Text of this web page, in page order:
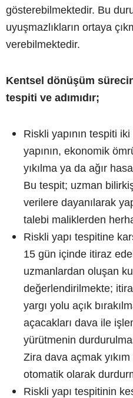
gösterebilmektedir. Bu
uyuşmazlıkların ortaya
verebilmektedir.
Kentsel dönüşüm
tespiti ve adımıdır;
Riskli yapının tespiti
yapının, ekonomik
yıkılma ya da ağır
Bu tespit; uzman
verilere dayanılarak
talebi maliklerden
Riskli yapı tespitine
15 gün içinde itiraz
uzmanlardan oluşan
değerlendirilmekte;
yargı yolu açık
açacakları dava ile
yürütmenin
Zira dava açmak
otomatik olarak
Riskli yapı tespitinin